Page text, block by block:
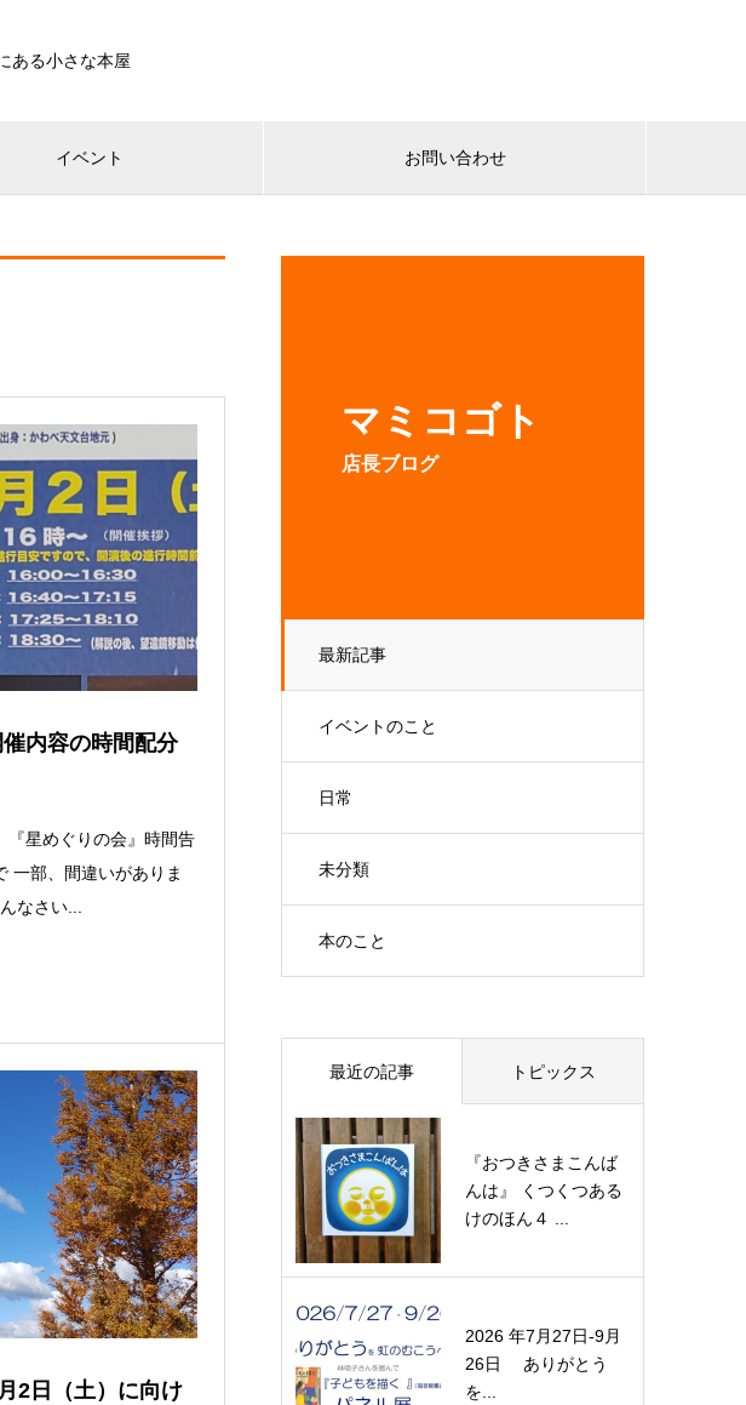
ある小さな本屋
イベント お問い合わせ
マミコゴト
店長ブログ
最新記事
イベントのこと
日常
未分類
本のこと
内容の時間配分
『星めぐりの会』時間告
一部、間違いがありま
なさい...
2日（土）に向け
最近の記事 トピックス
『おつきさまこんば
んは』 くつくつある
けのほん４ ...
2026 年7月27日-9月
26日 ありがとう
を...